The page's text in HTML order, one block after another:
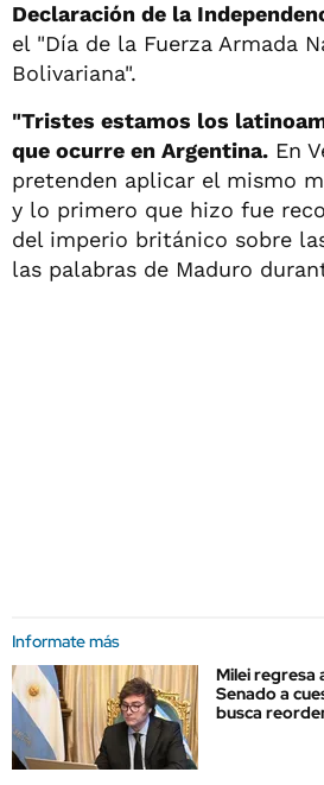
Declaración de la
el "Día de la Fuerza Armada
Bolivariana".
"Tristes estamos los
que ocurre en Argentina. En
pretenden aplicar el mismo
y lo primero que hizo fue
del imperio británico sobre
las palabras de Maduro
Informate más
Milei regresa
Senado a
busca